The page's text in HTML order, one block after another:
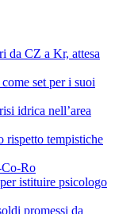
da CZ a Kr, attesa
set per i suoi
idrica nell’area
rispetto tempistiche
Co-Ro
istituire psicologo
promessi da